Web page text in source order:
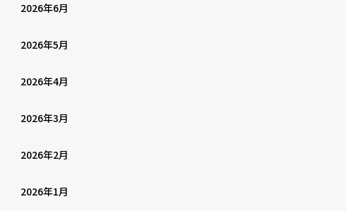
2026年6月
2026年5月
2026年4月
2026年3月
2026年2月
2026年1月